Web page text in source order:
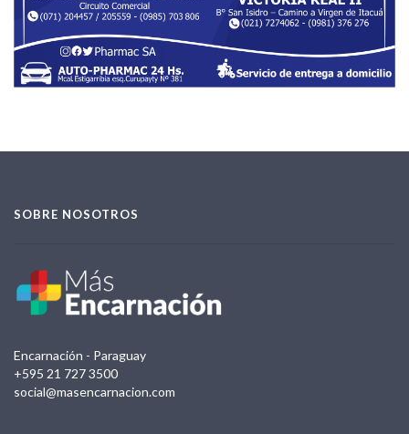
SOBRE NOSOTROS
Encarnación - Paraguay
+595 21 727 3500
social@masencarnacion.com